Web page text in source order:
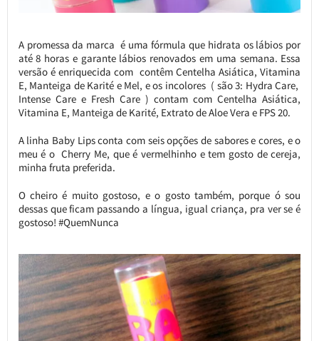
A promessa da marca é uma fórmula que hidrata os lábios por
até 8 horas e garante lábios renovados em uma semana. Essa
versão é enriquecida com contêm Centelha Asiática, Vitamina
E, Manteiga de Karité e Mel, e os incolores ( são 3: Hydra Care,
Intense Care e Fresh Care ) contam com Centelha Asiática,
Vitamina E, Manteiga de Karité, Extrato de Aloe Vera e FPS 20.
A linha Baby Lips conta com seis opções de sabores e cores, e o
meu é o Cherry Me, que é vermelhinho e tem gosto de cereja,
minha fruta preferida.
O cheiro é muito gostoso, e o gosto também, porque ó sou
dessas que ficam passando a língua, igual criança, pra ver se é
gostoso! #QuemNunca